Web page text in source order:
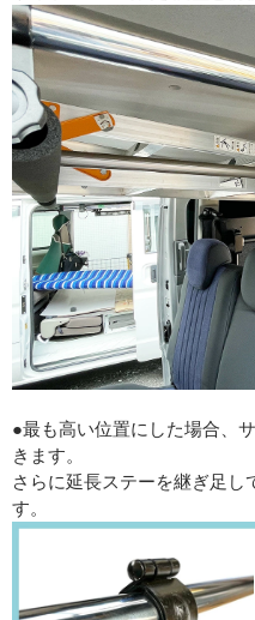
●最も高い位置にした場合、
きます。
さらに延長ステーを継ぎ足
す。